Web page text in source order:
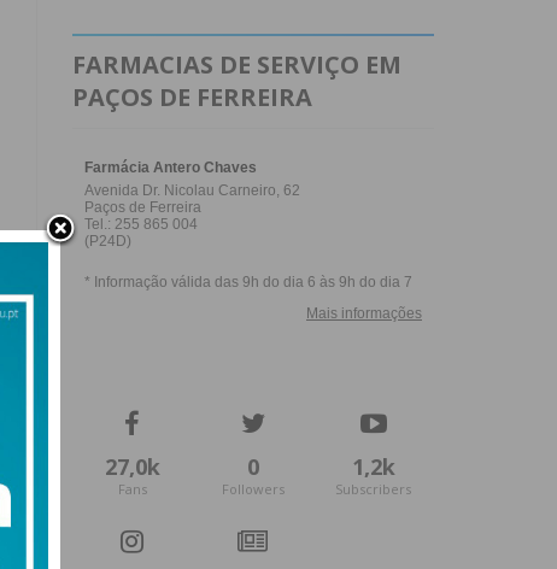
FARMACIAS DE SERVIÇO EM
PAÇOS DE FERREIRA
27,0k
Fans
0
Followers
1,2k
Subscribers